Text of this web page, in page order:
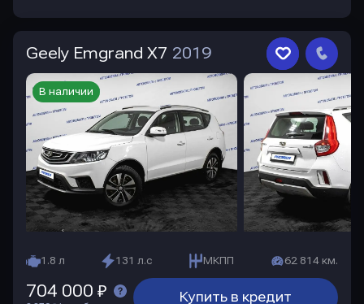
Geely Emgrand X7 2019
1.8 л 131 л.с МКПП 62 814 км.
В наличии
Купить в кредит
704 000 ₽